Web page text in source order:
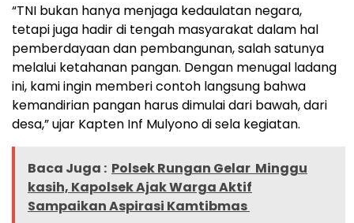
“TNI bukan hanya menjaga kedaulatan negara,
tetapi juga hadir di tengah masyarakat dalam hal
pemberdayaan dan pembangunan, salah satunya
melalui ketahanan pangan. Dengan menugal ladang
ini, kami ingin memberi contoh langsung bahwa
kemandirian pangan harus dimulai dari bawah, dari
desa,” ujar Kapten Inf Mulyono di sela kegiatan.
Baca Juga : Polsek Rungan Gelar Minggu
kasih, Kapolsek Ajak Warga Aktif
Sampaikan Aspirasi Kamtibmas